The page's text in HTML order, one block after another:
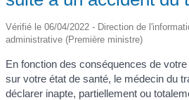
Vérifié le 06/04/2022 - Direction de
administrative (Première ministre)
En fonction des conséquences de
sur votre état de santé, le médecin du
déclarer inapte, partiellement ou